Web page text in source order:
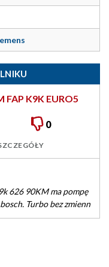
FAP K9K EURO5
0
wysokiego
geometrii,